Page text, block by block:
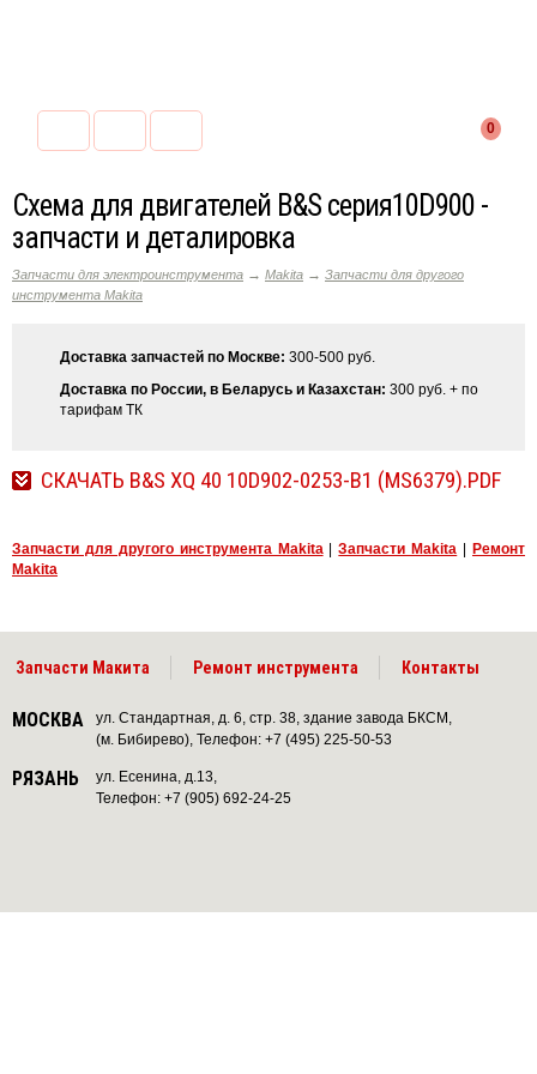
0
Схема для двигателей B&S серия10D900 -
запчасти и деталировка
Запчасти для электроинструмента → Makita → Запчасти для другого
инструмента Makita
Доставка запчастей по Москве: 300-500 руб.
Доставка по России, в Беларусь и Казахстан: 300 руб. + по
тарифам ТК
СКАЧАТЬ B&S XQ 40 10D902-0253-B1 (MS6379).PDF
Запчасти для другого инструмента Makita|Запчасти Makita
Ремонт
Makita
Запчасти Макита Ремонт инструмента Контакты
МОСКВА
ул. Стандартная, д. 6, стр. 38, здание завода БКСМ,
(м. Бибирево), Телефон: +7 (495) 225-50-53
РЯЗАНЬ
ул. Есенина, д.13,
Телефон: +7 (905) 692-24-25